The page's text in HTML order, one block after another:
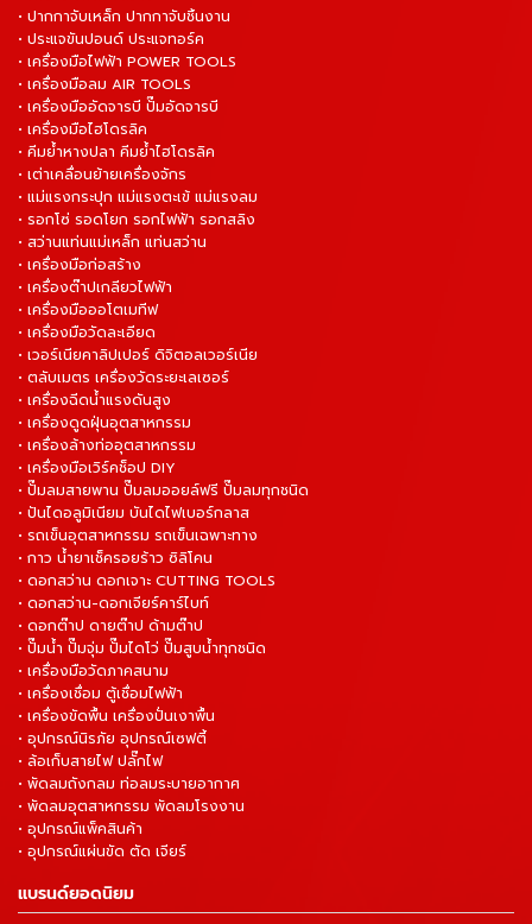
• ปากกาจับเหล็ก ปากกาจับชิ้นงาน
• ประแจขันปอนด์ ประแจทอร์ค
• เครื่องมือไฟฟ้า POWER TOOLS
• เครื่องมือลม AIR TOOLS
• เครื่องมืออัดจารบี ปั๊มอัดจารบี
• เครื่องมือไฮโดรลิค
• คีมย้ำหางปลา คีมย้ำไฮโดรลิค
• เต่าเคลื่อนย้ายเครื่องจักร
• แม่แรงกระปุก แม่แรงตะเข้ แม่แรงลม
• รอกโซ่ รอดโยก รอกไฟฟ้า รอกสลิง
• สว่านแท่นแม่เหล็ก แท่นสว่าน
• เครื่องมือก่อสร้าง
• เครื่องต๊าปเกลียวไฟฟ้า
• เครื่องมือออโตเมทีฟ
• เครื่องมือวัดละเอียด
• เวอร์เนียคาลิปเปอร์ ดิจิตอลเวอร์เนีย
• ตลับเมตร เครื่องวัดระยะเลเซอร์
• เครื่องฉีดน้ำแรงดันสูง
• เครื่องดูดฝุ่นอุตสาหกรรม
• เครื่องล้างท่ออุตสาหกรรม
• เครื่องมือเวิร์คช็อป DIY
• ปั๊มลมสายพาน ปั๊มลมออยล์ฟรี ปั๊มลมทุกชนิด
• ปันไดอลูมิเนียม บันไดไฟเบอร์กลาส
• รถเข็นอุตสาหกรรม รถเข็นเฉพาะทาง
• กาว น้ำยาเช็ครอยร้าว ซิลิโคน
• ดอกสว่าน ดอกเจาะ CUTTING TOOLS
• ดอกสว่าน-ดอกเจียร์คาร์ไบท์
• ดอกต๊าป ดายต๊าป ด้ามต๊าป
• ปั๊มน้ำ ปั๊มจุ่ม ปั๊มไดโว่ ปั๊มสูบน้ำทุกชนิด
• เครื่องมือวัดภาคสนาม
• เครื่องเชื่อม ตู้เชื่อมไฟฟ้า
• เครื่องขัดพื้น เครื่องปั่นเงาพื้น
• อุปกรณ์นิรภัย อุปกรณ์เซฟตี้
• ล้อเก็บสายไฟ ปลั๊กไฟ
• พัดลมถังกลม ท่อลมระบายอากาศ
• พัดลมอุตสาหกรรม พัดลมโรงงาน
• อุปกรณ์แพ็คสินค้า
• อุปกรณ์แผ่นขัด ตัด เจียร์
แบรนด์ยอดนิยม